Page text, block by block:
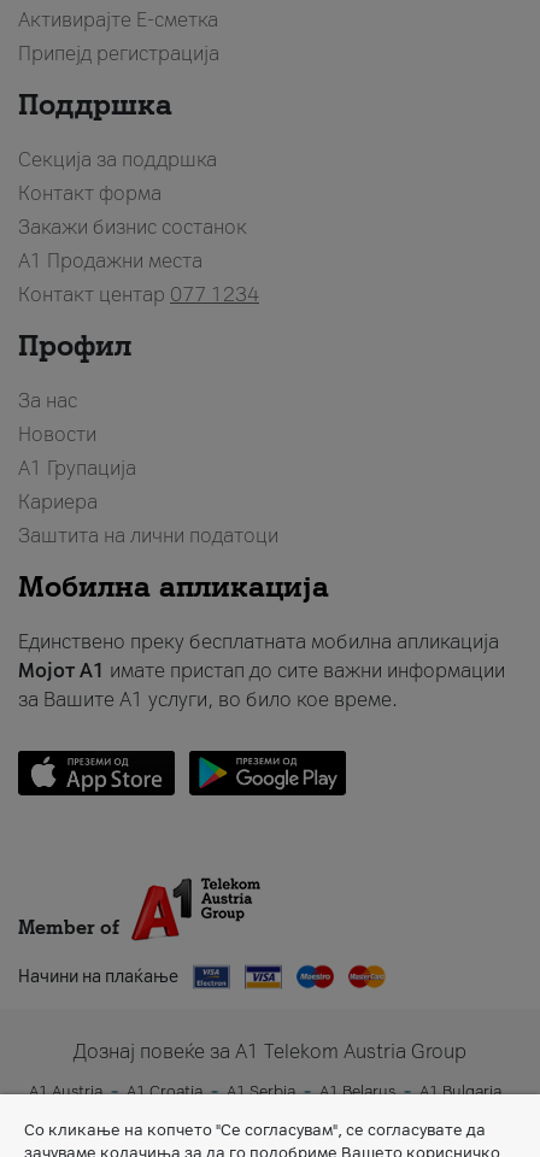
Активирајте Е-сметка
Припејд регистрација
Поддршка
Секција за поддршка
Контакт форма
Закажи бизнис состанок
A1 Продажни места
Контакт центар 077 1234
Профил
За нас
Новости
А1 Групација
Кариера
Заштита на лични податоци
Мобилна апликација
Единствено преку бесплатната мобилна апликација
Мојот A1 имате пристап до сите важни информации
за Вашите A1 услуги, во било кое време.
Member of
Начини на плаќање
Дознај повеќе за A1 Telekom Austria Group
A1 Austria A1 Croatia A1 Serbia A1 Belarus
A1 Bulgaria
Со кликање на копчето "Се согласувам", се согласувате да
зачуваме колачиња за да го подобриме Вашето корисничко